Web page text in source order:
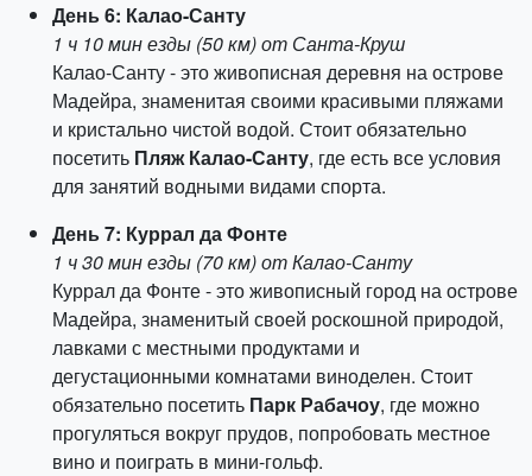
День 6: Калао-Санту
1 ч 10 мин езды (50 км) от Санта-Круш
Калао-Санту - это живописная деревня на острове
Мадейра, знаменитая своими красивыми пляжами
и кристально чистой водой. Стоит обязательно
посетить Пляж Калао-Санту, где есть все условия
для занятий водными видами спорта.
День 7: Куррал да Фонте
1 ч 30 мин езды (70 км) от Калао-Санту
Куррал да Фонте - это живописный город на острове
Мадейра, знаменитый своей роскошной природой,
лавками с местными продуктами и
дегустационными комнатами виноделен. Стоит
обязательно посетить Парк Рабачоу, где можно
прогуляться вокруг прудов, попробовать местное
вино и поиграть в мини-гольф.